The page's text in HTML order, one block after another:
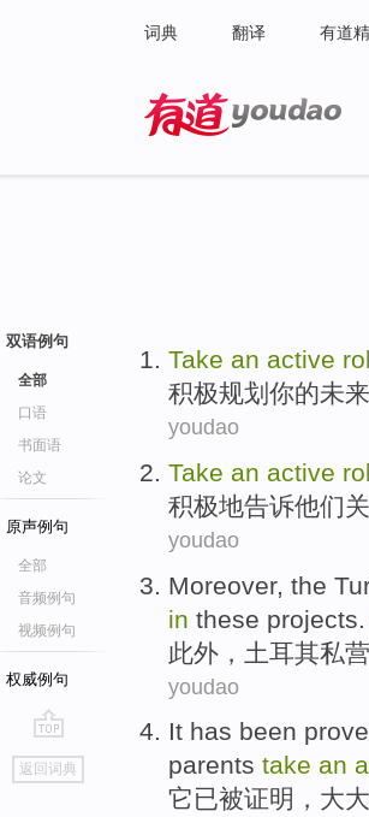
词典 翻译 有道
双语例句
全部
口语
书面语
论文
原声例句
全部
音频例句
视频例句
权威例句
go
top
返回词典
Take an active
积极规划 你的未
youdao
Take an active
积极地告诉他们
youdao
Moreover, the
in these projects
此外 ， 土耳其私营
youdao
It has been
parents take an
它已被证明 ， 大大